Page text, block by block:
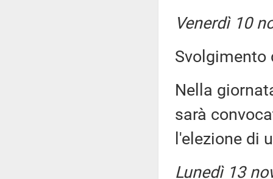
Venerdì 10
Svolgimento
Nella
sarà
l'elezione di
Lunedì 13